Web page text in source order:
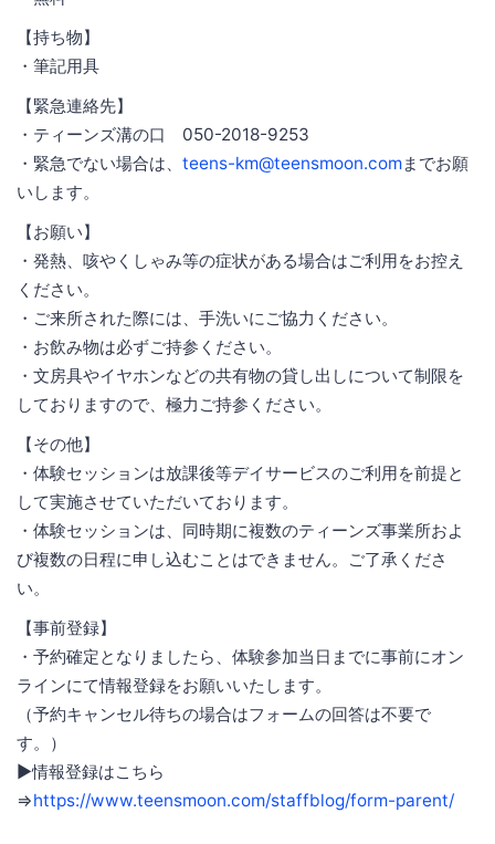
【持ち物】
・筆記用具
【緊急連絡先】
・ティーンズ溝の口 050-2018-9253
・緊急でない場合は、 teens-km@teensmoon.comまでお願
いします。
【お願い】
・発熱、咳やくしゃみ等の症状がある場合はご利用をお控え
ください。
・ご来所された際には、手洗いにご協力ください。
・お飲み物は必ずご持参ください。
・文房具やイヤホンなどの共有物の貸し出しについて制限を
しておりますので、極力ご持参ください。
【その他】
・体験セッションは放課後等デイサービスのご利用を前提と
して実施させていただいております。
・体験セッションは、同時期に複数のティーンズ事業所およ
び複数の日程に申し込むことはできません。ご了承くださ
い。
【事前登録】
・予約確定となりましたら、体験参加当日までに事前にオン
ラインにて情報登録をお願いいたします。
（予約キャンセル待ちの場合はフォームの回答は不要で
す。）
▶情報登録はこちら
⇒https://www.teensmoon.com/staffblog/form-parent/